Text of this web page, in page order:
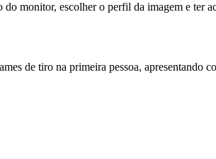
monitor, escolher o perfil da imagem e ter
de tiro na primeira pessoa, apresentando